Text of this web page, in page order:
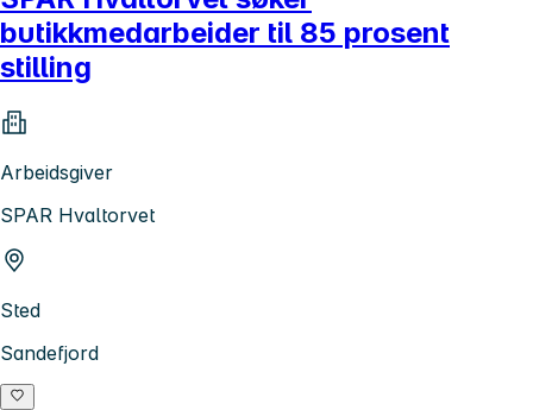
butikkmedarbeider til 85 prosent
stilling
Arbeidsgiver
SPAR Hvaltorvet
Sted
Sandefjord